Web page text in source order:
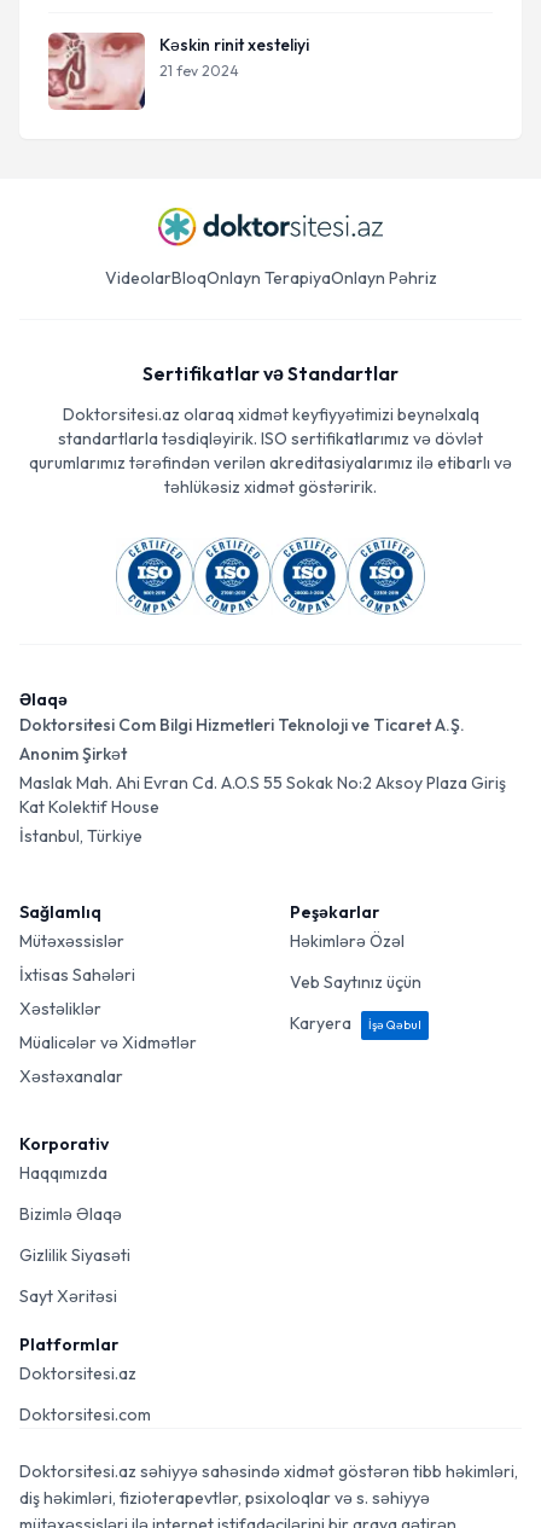
Kəskin rinit xesteliyi
21 fev 2024
VideolarBloqOnlayn TerapiyaOnlayn Pəhriz
Sertifikatlar və Standartlar
Doktorsitesi.az olaraq xidmət keyfiyyətimizi beynəlxalq
standartlarla təsdiqləyirik. ISO sertifikatlarımız və dövlət
qurumlarımız tərəfindən verilən akreditasiyalarımız ilə etibarlı və
təhlükəsiz xidmət göstəririk.
Əlaqə
Doktorsitesi Com Bilgi Hizmetleri Teknoloji ve Ticaret A.Ş.
Anonim Şirkət
Maslak Mah. Ahi Evran Cd. A.O.S 55 Sokak No:2 Aksoy Plaza Giriş
Kat Kolektif House
İstanbul, Türkiye
Sağlamlıq
Mütəxəssislər
İxtisas Sahələri
Xəstəliklər
Müalicələr və Xidmətlər
Xəstəxanalar
Peşəkarlar
Həkimlərə Özəl
Veb Saytınız üçün
Karyera
İşə Qəbul
Korporativ
Haqqımızda
Bizimlə Əlaqə
Gizlilik Siyasəti
Sayt Xəritəsi
Platformlar
Doktorsitesi.az
Doktorsitesi.com
Doktorsitesi.az səhiyyə sahəsində xidmət göstərən tibb həkimləri,
diş həkimləri, fizioterapevtlər, psixoloqlar və s. səhiyyə